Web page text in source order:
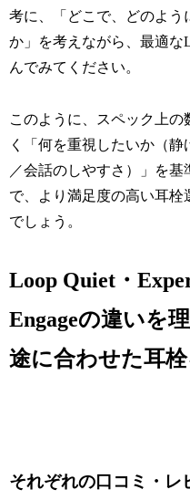
考に、「どこで、どのよう
か」を考えながら、最適な
んでみてください。
このように、スペック上の
く「何を重視したいか（静
／会話のしやすさ）」を基
で、より満足度の高い耳栓
でしょう。
Loop Quiet・
Engageの違いを
途に合わせた耳
それぞれの口コミ・レ